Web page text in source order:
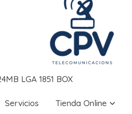
Servicios Tienda Online
LGA 1851 BOX